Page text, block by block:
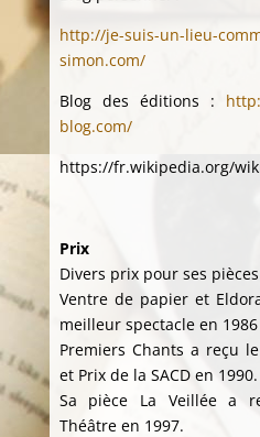
http://je-suis-un-lieu-
simon.com/
Blog des éditions :
blog.com/
https://fr.wikipedia.org/
Prix
Divers prix pour ses
Ventre de papier et
meilleur spectacle en
Premiers Chants a reçu
et Prix de la SACD en 1990.
Sa pièce La Veillée a
Théâtre en 1997.